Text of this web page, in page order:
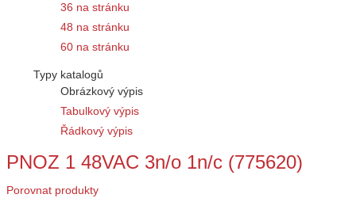
36 na stránku
48 na stránku
60 na stránku
Typy katalogů
Obrázkový výpis
Tabulkový výpis
Řádkový výpis
PNOZ 1 48VAC 3n/o 1n/c (775620)
Porovnat produkty